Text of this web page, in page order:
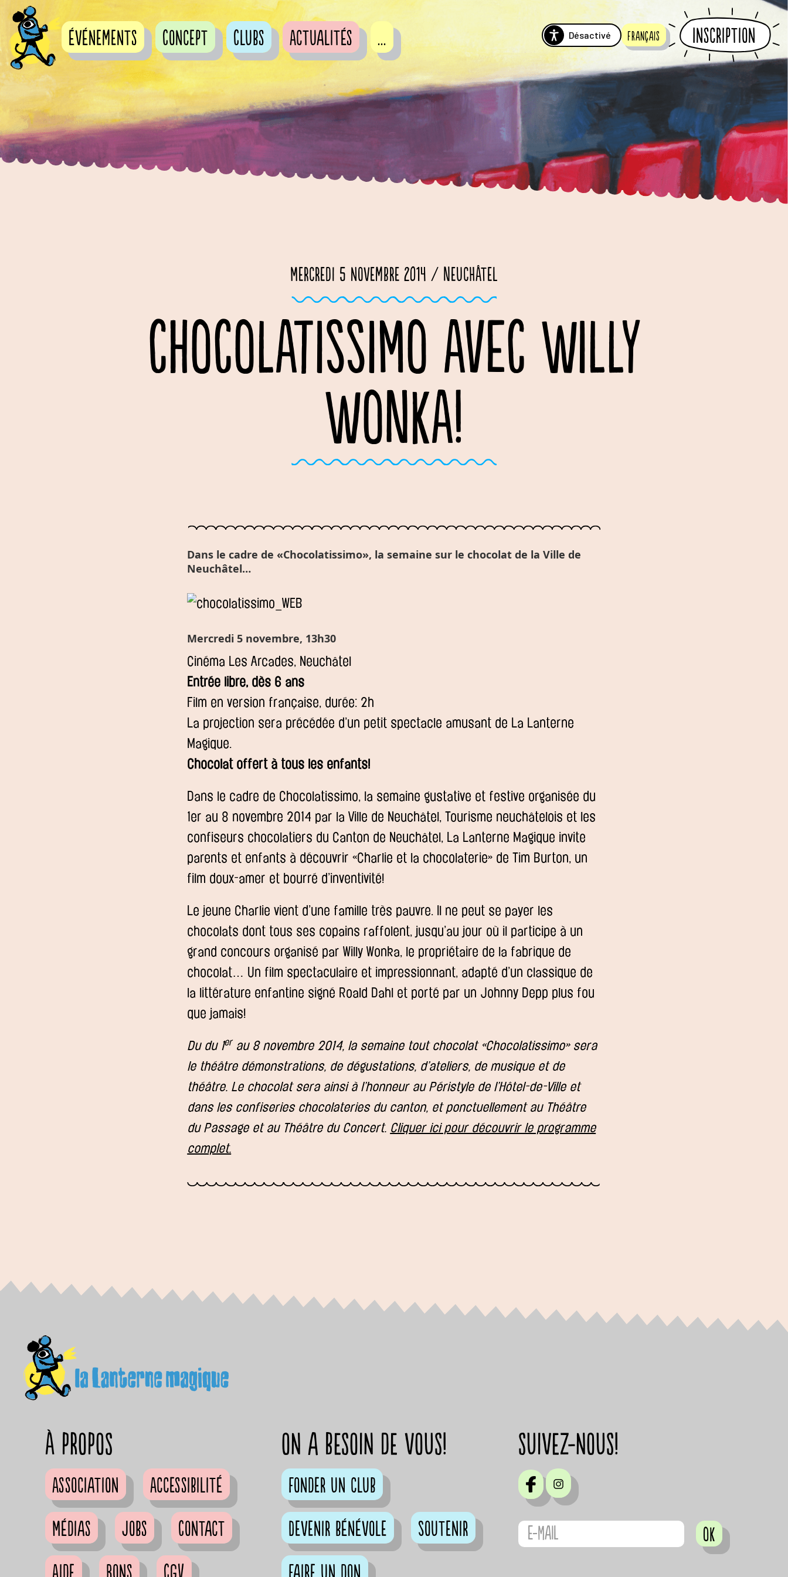
Désactivé Français Inscription
événements Concept Clubs Actualités ...
Mercredi 5 novembre 2014 / Neuchâtel
CHOCOLATISSIMO AVEC WILLY
WONKA!
Dans le cadre de «Chocolatissimo», la semaine sur le chocolat de la Ville de
Neuchâtel…
Mercredi 5 novembre, 13h30
Cinéma Les Arcades, Neuchâtel
Entrée libre, dès 6 ans
Film en version française, durée: 2h
La projection sera précédée d’un petit spectacle amusant de La Lanterne
Magique.
Chocolat offert à tous les enfants!
Dans le cadre de Chocolatissimo, la semaine gustative et festive organisée du
1er au 8 novembre 2014 par la Ville de Neuchâtel, Tourisme neuchâtelois et les
confiseurs chocolatiers du Canton de Neuchâtel, La Lanterne Magique invite
parents et enfants à découvrir «Charlie et la chocolaterie» de Tim Burton, un
film doux-amer et bourré d’inventivité!
Le jeune Charlie vient d’une famille très pauvre. Il ne peut se payer les
chocolats dont tous ses copains raffolent, jusqu’au jour où il participe à un
grand concours organisé par Willy Wonka, le propriétaire de la fabrique de
chocolat… Un film spectaculaire et impressionnant, adapté d’un classique de
la littérature enfantine signé Roald Dahl et porté par un Johnny Depp plus fou
que jamais!
Du du 1erau 8 novembre 2014, la semaine tout chocolat «Chocolatissimo» sera
le théâtre démonstrations, de dégustations, d’ateliers, de musique et de
théâtre. Le chocolat sera ainsi à l’honneur au Péristyle de l’Hôtel-de-Ville et
dans les confiseries chocolateries du canton, et ponctuellement au Théâtre
du Passage et au Théâtre du Concert. Cliquer ici pour découvrir le programme
complet.
à propos
Association
Accessibilité
Médias
Jobs
Contact
on a besoin de vous!
Fonder un club
Devenir bénévole
Soutenir
suivez-nous!
OK